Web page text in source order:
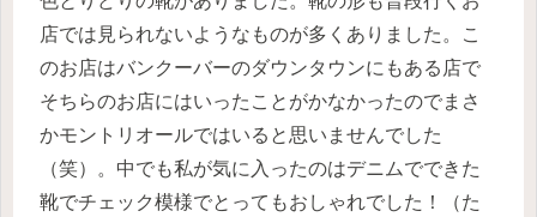
店では見られないようなものが多くありました。こ
のお店はバンクーバーのダウンタウンにもある店で
そちらのお店にはいったことがかなかったのでまさ
かモントリオールではいると思いませんでした
（笑）。中でも私が気に入ったのはデニムでできた
靴でチェック模様でとってもおしゃれでした！（た